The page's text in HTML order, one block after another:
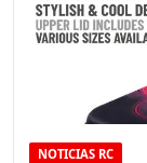
NOTICIAS RC